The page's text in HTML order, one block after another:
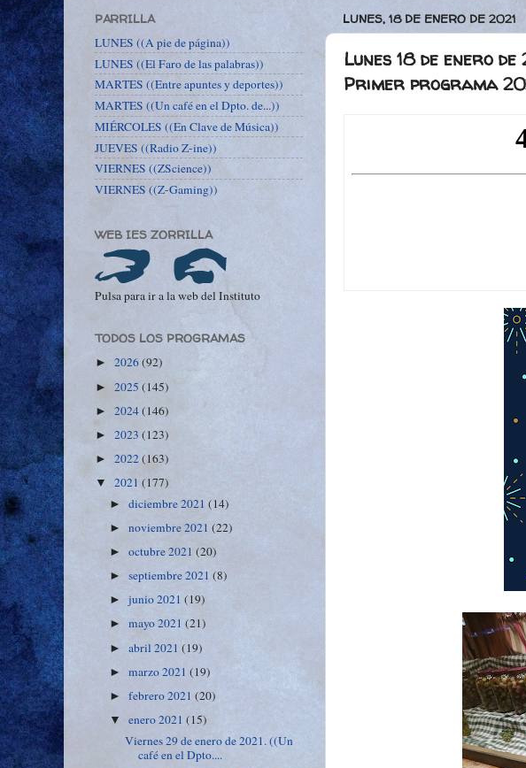
LUNES, 18 DE ENERO DE 2021
Lunes 18 de enero
Primer programa
PARRILLA
LUNES ((A pie de página))
LUNES ((El Faro de las palabras))
MARTES ((Entre apuntes y deportes))
MARTES ((Un café en el Dpto. de...))
MIÉRCOLES ((En Clave de Música))
JUEVES ((Radio Z-ine))
VIERNES ((ZScience))
VIERNES ((Z-Gaming))
WEB IES ZORRILLA
Pulsa para ir a la web del Instituto
TODOS LOS PROGRAMAS
► 2026(92)
► 2025 (145)
► 2024(146)
► 2023 (123)
► 2022(163)
▼ 2021 (177)
►diciembre 2021(14)
►noviembre 2021(22)
►octubre 2021(20)
►septiembre 2021(8)
►junio 2021(19)
►mayo 2021(21)
►abril 2021(19)
►marzo 2021(19)
►febrero 2021(20)
▼enero 2021(15)
Viernes 29 de enero de 2021. ((Un
café en el Dpto....